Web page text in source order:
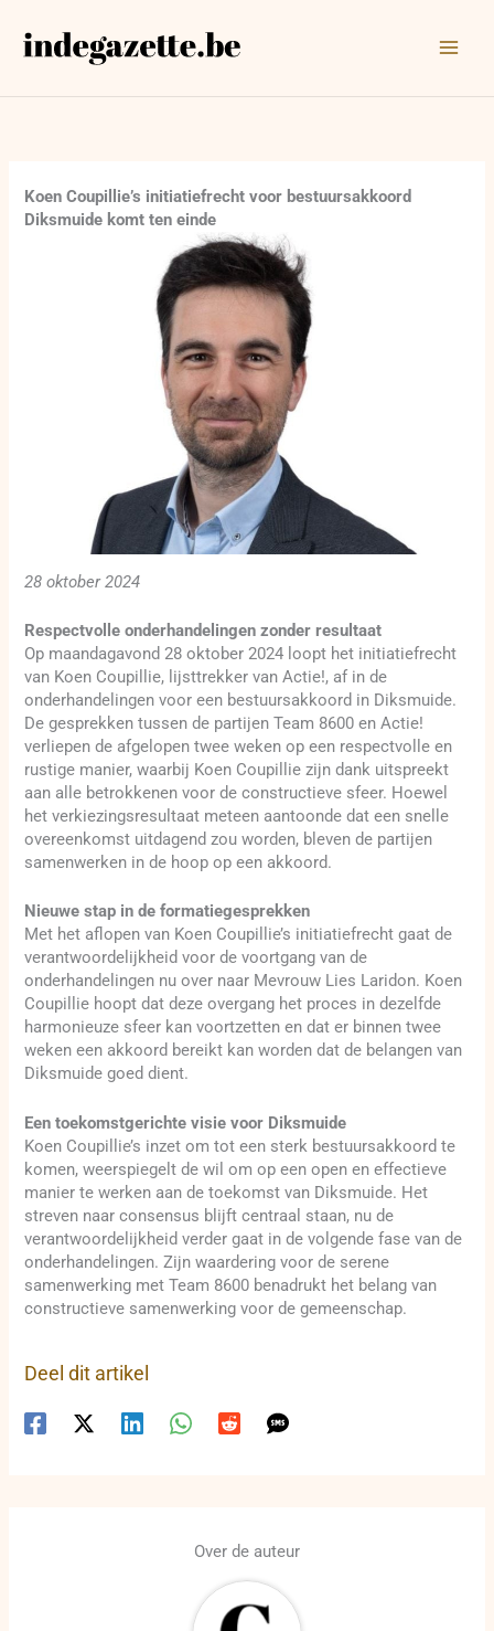
naar
Koen Coupillie’s initiatiefrecht voor bestuursakkoord
Diksmuide komt ten einde
28 oktober 2024
Respectvolle onderhandelingen zonder resultaat
Op maandagavond 28 oktober 2024 loopt het initiatiefrecht
van Koen Coupillie, lijsttrekker van Actie!, af in de
onderhandelingen voor een bestuursakkoord in Diksmuide.
De gesprekken tussen de partijen Team 8600 en Actie!
verliepen de afgelopen twee weken op een respectvolle en
rustige manier, waarbij Koen Coupillie zijn dank uitspreekt
aan alle betrokkenen voor de constructieve sfeer. Hoewel
het verkiezingsresultaat meteen aantoonde dat een snelle
overeenkomst uitdagend zou worden, bleven de partijen
samenwerken in de hoop op een akkoord.
Nieuwe stap in de formatiegesprekken
Met het aflopen van Koen Coupillie’s initiatiefrecht gaat de
verantwoordelijkheid voor de voortgang van de
onderhandelingen nu over naar Mevrouw Lies Laridon. Koen
Coupillie hoopt dat deze overgang het proces in dezelfde
harmonieuze sfeer kan voortzetten en dat er binnen twee
weken een akkoord bereikt kan worden dat de belangen van
Diksmuide goed dient.
Een toekomstgerichte visie voor Diksmuide
Koen Coupillie’s inzet om tot een sterk bestuursakkoord te
komen, weerspiegelt de wil om op een open en effectieve
manier te werken aan de toekomst van Diksmuide. Het
streven naar consensus blijft centraal staan, nu de
verantwoordelijkheid verder gaat in de volgende fase van de
onderhandelingen. Zijn waardering voor de serene
samenwerking met Team 8600 benadrukt het belang van
constructieve samenwerking voor de gemeenschap.
Deel dit artikel
Over de auteur